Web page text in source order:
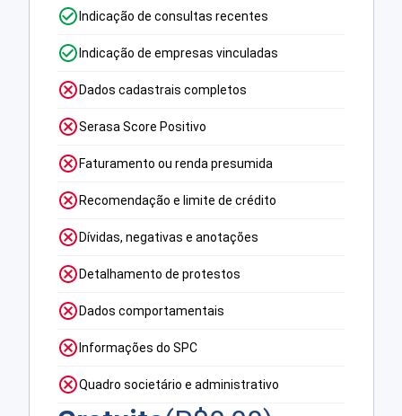
Indicação de consultas recentes
Indicação de empresas vinculadas
Dados cadastrais completos
Serasa Score Positivo
Faturamento ou renda presumida
Recomendação e limite de crédito
Dívidas, negativas e anotações
Detalhamento de protestos
Dados comportamentais
Informações do SPC
Quadro societário e administrativo